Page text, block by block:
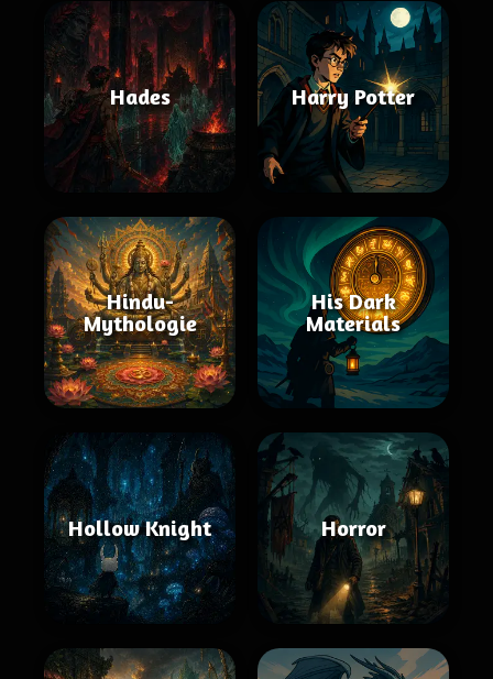
Hades Harry Potter
Hindu-
Mythologie
His Dark
Materials
Hollow Knight Horror